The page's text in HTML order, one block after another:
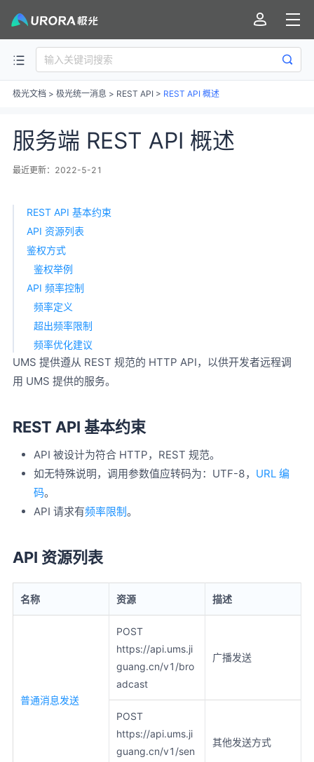
极光文档 > 极光统一消息 > REST API > REST API 概述
服务端 REST API 概述
最近更新：2022-5-21
REST API 基本约束
API 资源列表
鉴权方式
鉴权举例
API 频率控制
频率定义
超出频率限制
频率优化建议
UMS 提供遵从 REST 规范的 HTTP API，以供开发者远程调
用 UMS 提供的服务。
REST API 基本约束
API 被设计为符合 HTTP，REST 规范。
如无特殊说明，调用参数值应转码为：UTF-8， URL 编
码。
API 请求有频率限制。
API 资源列表
名称 资源 描述
普通消息发送
POST
https://api.ums.ji
guang.cn/v1/bro
adcast
广播发送
POST
https://api.ums.ji
guang.cn/v1/sen
其他发送方式